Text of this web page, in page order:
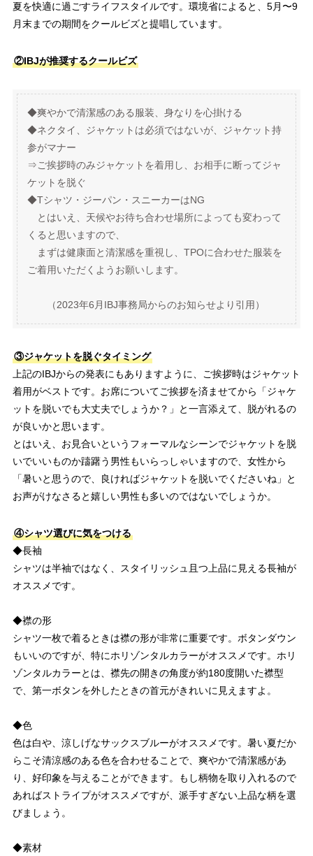
夏を快適に過ごすライフスタイルです。環境省によると、5月〜9
月末までの期間をクールビズと提唱しています。
②IBJが推奨するクールビズ
◆爽やかで清潔感のある服装、身なりを心掛ける
◆ネクタイ、ジャケットは必須ではないが、ジャケット持
参がマナー
⇒ご挨拶時のみジャケットを着用し、お相手に断ってジャ
ケットを脱ぐ
◆Tシャツ・ジーパン・スニーカーはNG
とはいえ、天候やお待ち合わせ場所によっても変わって
くると思いますので、
まずは健康面と清潔感を重視し、TPOに合わせた服装を
ご着用いただくようお願いします。
（2023年6月IBJ事務局からのお知らせより引用）
③ジャケットを脱ぐタイミング
上記のIBJからの発表にもありますように、ご挨拶時はジャケット
着用がベストです。お席についてご挨拶を済ませてから「ジャケ
ットを脱いでも大丈夫でしょうか？」と一言添えて、脱がれるの
が良いかと思います。
とはいえ、お見合いというフォーマルなシーンでジャケットを脱
いでいいものか躊躇う男性もいらっしゃいますので、女性から
「暑いと思うので、良ければジャケットを脱いでくださいね」と
お声がけなさると嬉しい男性も多いのではないでしょうか。
④シャツ選びに気をつける
◆長袖
シャツは半袖ではなく、スタイリッシュ且つ上品に見える長袖が
オススメです。
◆襟の形
シャツ一枚で着るときは襟の形が非常に重要です。ボタンダウン
もいいのですが、特にホリゾンタルカラーがオススメです。ホリ
ゾンタルカラーとは、襟先の開きの角度が約180度開いた襟型
で、第一ボタンを外したときの首元がきれいに見えますよ。
◆色
色は白や、涼しげなサックスブルーがオススメです。暑い夏だか
らこそ清涼感のある色を合わせることで、爽やかで清潔感があ
り、好印象を与えることができます。もし柄物を取り入れるので
あればストライプがオススメですが、派手すぎない上品な柄を選
びましょう。
◆素材